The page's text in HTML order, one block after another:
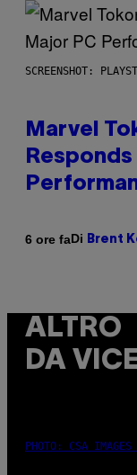
SCREENSHOT:
Marvel
6 ore faDi Brent
ALTRO
DA
PHOTO: CSA